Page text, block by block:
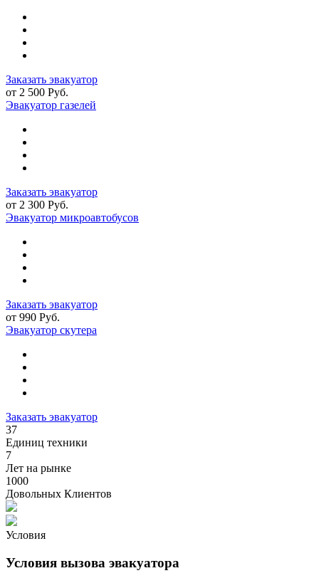
Заказать эвакуатор
от 2 500 Руб.
Эвакуатор газелей
Заказать эвакуатор
от 2 300 Руб.
Эвакуатор микроавтобусов
Заказать эвакуатор
от 990 Руб.
Эвакуатор скутера
Заказать эвакуатор
37
Единиц техники
7
Лет на рынке
1000
Довольных Клиентов
Условия
Условия вызова эвакуатора